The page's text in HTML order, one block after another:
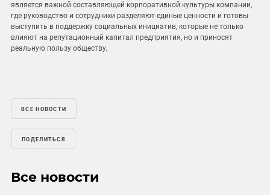
является важной составляющей корпоративной культуры компании,
где руководство и сотрудники разделяют единые ценности и готовы
выступить в поддержку социальных инициатив, которые не только
влияют на репутационный капитал предприятия, но и приносят
реальную пользу обществу.
ВСЕ НОВОСТИ
ПОДЕЛИТЬСЯ
Все новости